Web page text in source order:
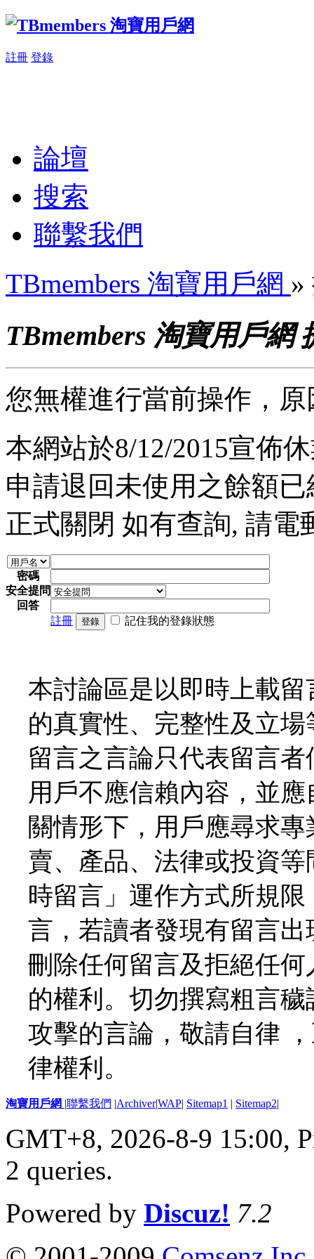
註冊 登錄
論壇
搜索
聯繫我們
TBmembers 淘寶用戶網 »
TBmembers 淘寶用戶網
您無權進行當前操作，
本網站於8/12/2015宣佈
申請退回未使用之餘額
正式關閉 如有查詢, 請電
密碼
安全提問
回答
註冊
登錄 記住我的登錄狀態
本討論區是以即時上載
的真實性、完整性及立
留言之言論只代表留言
用戶不應信賴內容，並
關情形下，用戶應尋求
賣、產品、法律或投資
時留言」運作方式所規
言，若讀者發現有留言
刪除任何留言及拒絕任
的權利。切勿撰寫粗言
攻擊的言論，敬請自律
律權利。
淘寶用戶網 |聯繫我們 |Archiver|WAP| Sitemap1 | Sitemap2|
GMT+8, 2026-8-9 15:00,
2 queries.
Powered by Discuz! 7.2